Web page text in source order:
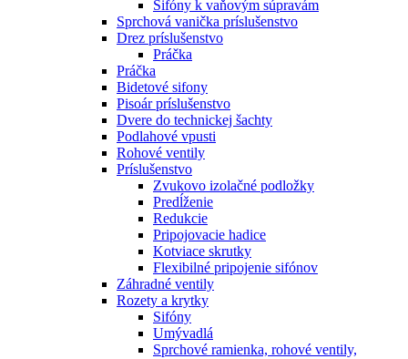
Sifóny k vaňovým súpravám
Sprchová vanička príslušenstvo
Drez príslušenstvo
Práčka
Práčka
Bidetové sifony
Pisoár príslušenstvo
Dvere do technickej šachty
Podlahové vpusti
Rohové ventily
Príslušenstvo
Zvukovo izolačné podložky
Predĺženie
Redukcie
Pripojovacie hadice
Kotviace skrutky
Flexibilné pripojenie sifónov
Záhradné ventily
Rozety a krytky
Sifóny
Umývadlá
Sprchové ramienka, rohové ventily,